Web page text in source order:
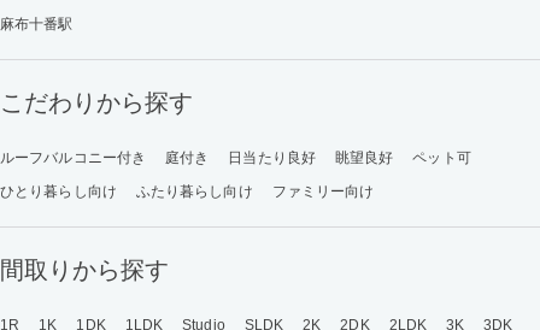
麻布十番駅
こだわりから探す
ルーフバルコニー付き 庭付き 日当たり良好 眺望良好
ペット可
ひとり暮らし向け
ふたり暮らし向け ファミリー向け
間取りから探す
1R 1K 1DK 1LDK Studio SLDK 2K 2DK 2LDK 3K
3DK